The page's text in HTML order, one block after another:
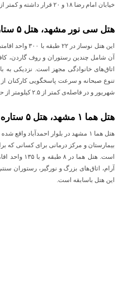
خیابان امام رضا ۱۸ و ۲۰ قرار داشته و کمتر از ۲ کیلومتر از حرم فاصله دارد.
هتل سی نور مشهد، هتل ۵ ستاره مقرون به صرفه
این هتل
آن شامل چندین رستوران و روف گاردن،
اتاق‌های خانوادگی مجهز است. نزدیکی به
تنوع صبحانه و سرعت پاسخگویی کارکنان
شهریور و در فاصله‌ی کمتر از ۲.۵ کیلومتر از حرم قرار گرفته است.
هتل هما ۱ مشهد، هتل ۵ ستاره دور از حرم
است. هتل
آرام، اتاق‌های بزرگ و نورگیر، رستوران
این هتل باسابقه است.